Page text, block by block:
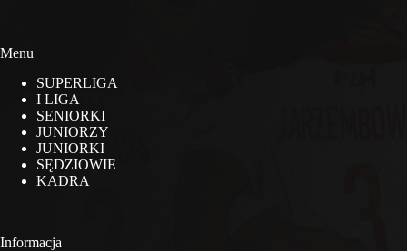
Menu
SUPERLIGA
I LIGA
SENIORKI
JUNIORZY
JUNIORKI
SĘDZIOWIE
KADRA
Informacja